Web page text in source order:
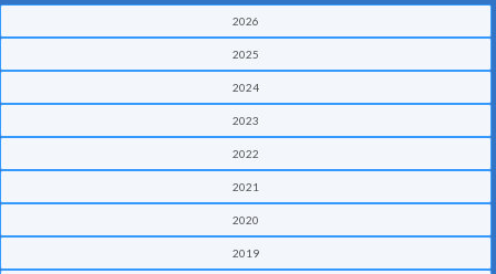
2026
2025
2024
2023
2022
2021
2020
2019